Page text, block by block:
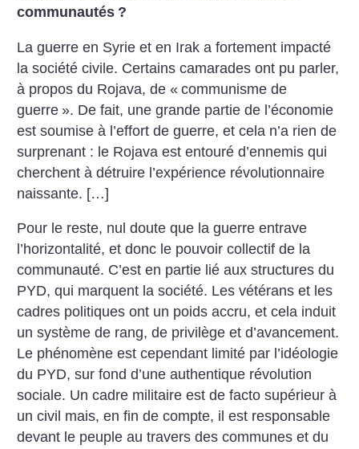
communautés ?
La guerre en Syrie et en Irak a fortement impacté
la société civile. Certains camarades ont pu parler,
à propos du Rojava, de « communisme de
guerre ». De fait, une grande partie de l’économie
est soumise à l’effort de guerre, et cela n’a rien de
surprenant : le Rojava est entouré d’ennemis qui
cherchent à détruire l’expérience révolutionnaire
naissante. […]
Pour le reste, nul doute que la guerre entrave
l’horizontalité, et donc le pouvoir collectif de la
communauté. C’est en partie lié aux structures du
PYD, qui marquent la société. Les vétérans et les
cadres politiques ont un poids accru, et cela induit
un système de rang, de privilège et d’avancement.
Le phénomène est cependant limité par l’idéologie
du PYD, sur fond d’une authentique révolution
sociale. Un cadre militaire est de facto supérieur à
un civil mais, en fin de compte, il est responsable
devant le peuple au travers des communes et du